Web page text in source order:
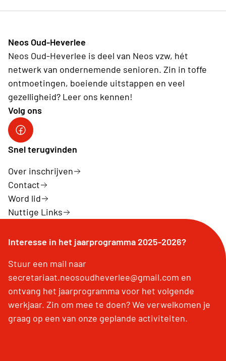
Neos Oud-Heverlee
Neos Oud-Heverlee is deel van Neos vzw, hét
netwerk van ondernemende senioren. Zin in toffe
ontmoetingen, boeiende uitstappen en veel
gezelligheid? Leer ons kennen!
Volg ons
Facebook
Snel terugvinden
Over inschrijven
Contact
Word lid
Nuttige Links
Interesse in het jaarprogramma 2025-2026?
Stuur een mail naar
secretariaat.neosoudheverlee@gmail.com en
ontvang het jaarprogramma voor het volgende
werkjaar. Zin om mee te doen? We verwelkomen je
graag op een van onze geplande activiteiten.